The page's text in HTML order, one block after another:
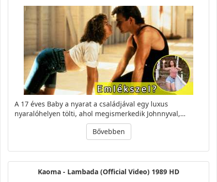
A 17 éves Baby a nyarat a családjával egy luxus
nyaralóhelyen tölti, ahol megismerkedik Johnnyval,…
Bővebben
Kaoma - Lambada (Official Video) 1989 HD